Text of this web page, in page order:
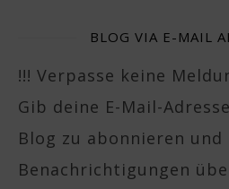
BLOG VIA E-MAIL
!!! Verpasse keine
Gib deine E-Mail-
Blog zu abonnieren und
Benachrichtigungen